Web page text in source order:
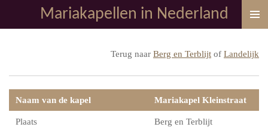
direct
Mariakapellen in Nederland
Terug naar Berg en Terblijt of Landelijk
Naam van de kapel Mariakapel Kleinstraat
Plaats Berg en Terblijt